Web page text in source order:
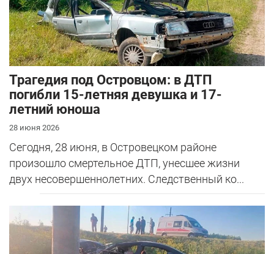
Трагедия под Островцом: в ДТП
погибли 15-летняя девушка и 17-
летний юноша
28 июня 2026
Сегодня, 28 июня, в Островецком районе
произошло смертельное ДТП, унесшее жизни
двух несовершеннолетних. Следственный ко...